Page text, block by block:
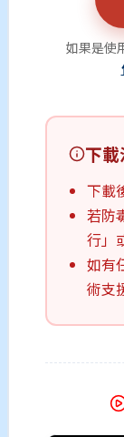
如果是使
下載
下載
若防
行」
如有
術支